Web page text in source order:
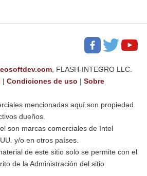
, FLASH-INTEGRO LLC.
| Condiciones de uso | Sobre
mencionadas aquí son propiedad
dueños.
son marcas comerciales de Intel
y/o en otros países.
de este sitio solo se permite con el
de la Administración del sitio.